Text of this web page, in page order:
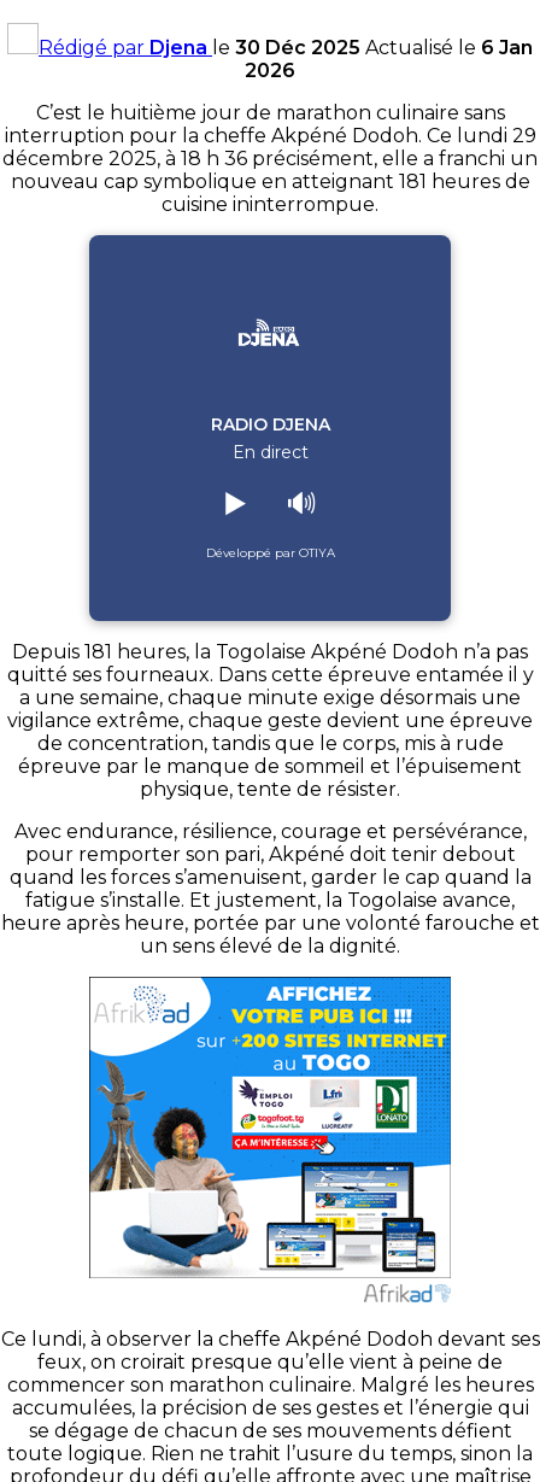
Rédigé par Djena le 30 Déc 2025 Actualisé le 6 Jan
2026
C’est le huitième jour de marathon culinaire sans
interruption pour la cheffe Akpéné Dodoh. Ce lundi 29
décembre 2025, à 18 h 36 précisément, elle a franchi un
nouveau cap symbolique en atteignant 181 heures de
cuisine ininterrompue.
RADIO DJENA
En direct
▶️ 🔊
Développé par OTIYA
Depuis 181 heures, la Togolaise Akpéné Dodoh n’a pas
quitté ses fourneaux. Dans cette épreuve entamée il y
a une semaine, chaque minute exige désormais une
vigilance extrême, chaque geste devient une épreuve
de concentration, tandis que le corps, mis à rude
épreuve par le manque de sommeil et l’épuisement
physique, tente de résister.
Avec endurance, résilience, courage et persévérance,
pour remporter son pari, Akpéné doit tenir debout
quand les forces s’amenuisent, garder le cap quand la
fatigue s’installe. Et justement, la Togolaise avance,
heure après heure, portée par une volonté farouche et
un sens élevé de la dignité.
Ce lundi, à observer la cheffe Akpéné Dodoh devant ses
feux, on croirait presque qu’elle vient à peine de
commencer son marathon culinaire. Malgré les heures
accumulées, la précision de ses gestes et l’énergie qui
se dégage de chacun de ses mouvements défient
toute logique. Rien ne trahit l’usure du temps, sinon la
profondeur du défi qu’elle affronte avec une maîtrise